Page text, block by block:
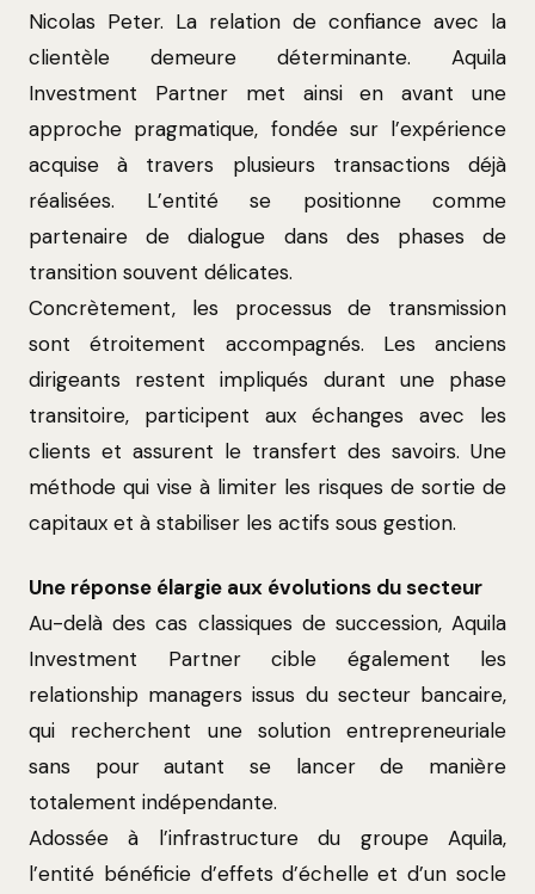
Nicolas Peter. La relation de confiance avec la
clientèle demeure déterminante. Aquila
Investment Partner met ainsi en avant une
approche pragmatique, fondée sur l’expérience
acquise à travers plusieurs transactions déjà
réalisées. L’entité se positionne comme
partenaire de dialogue dans des phases de
transition souvent délicates.
Concrètement, les processus de transmission
sont étroitement accompagnés. Les anciens
dirigeants restent impliqués durant une phase
transitoire, participent aux échanges avec les
clients et assurent le transfert des savoirs. Une
méthode qui vise à limiter les risques de sortie de
capitaux et à stabiliser les actifs sous gestion.
Une réponse élargie aux évolutions du secteur
Au-delà des cas classiques de succession, Aquila
Investment Partner cible également les
relationship managers issus du secteur bancaire,
qui recherchent une solution entrepreneuriale
sans pour autant se lancer de manière
totalement indépendante.
Adossée à l’infrastructure du groupe Aquila,
l’entité bénéficie d’effets d’échelle et d’un socle